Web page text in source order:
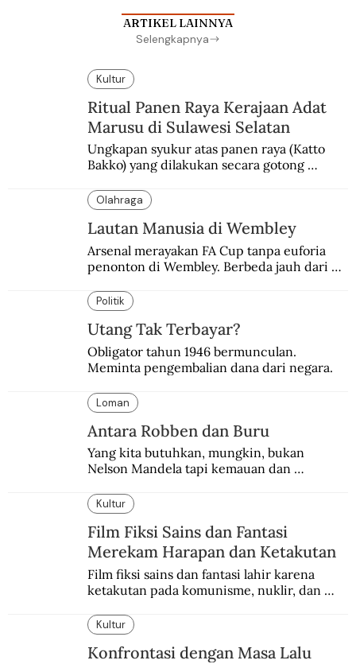
ARTIKEL LAINNYA
Selengkapnya
Kultur
Ritual Panen Raya Kerajaan Adat
Marusu di Sulawesi Selatan
Ungkapan syukur atas panen raya (Katto
Bakko) yang dilakukan secara gotong
Olahraga
Lautan Manusia di Wembley
Arsenal merayakan FA Cup tanpa euforia
penonton di Wembley. Berbeda jauh dari
silam.
Politik
Utang Tak Terbayar?
Obligator tahun 1946 bermunculan.
Meminta pengembalian dana dari negara.
Loman
Antara Robben dan Buru
Yang kita butuhkan, mungkin, bukan
Nelson Mandela tapi kemauan dan
dengan berbagai cara yang bisa memenuhi
rasa keadilan.
Kultur
Film Fiksi Sains dan Fantasi
Merekam Harapan dan Ketakutan
Film fiksi sains dan fantasi lahir karena
ketakutan pada komunisme, nuklir, dan
Kultur
Konfrontasi dengan Masa Lalu